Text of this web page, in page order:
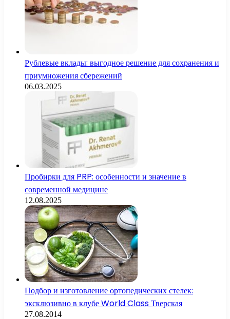
Рублевые вклады: выгодное решение для сохранения и
приумножения сбережений
06.03.2025
Пробирки для PRP: особенности и значение в
современной медицине
12.08.2025
Подбор и изготовление ортопедических стелек:
эксклюзивно в клубе World Class Тверская
27.08.2014